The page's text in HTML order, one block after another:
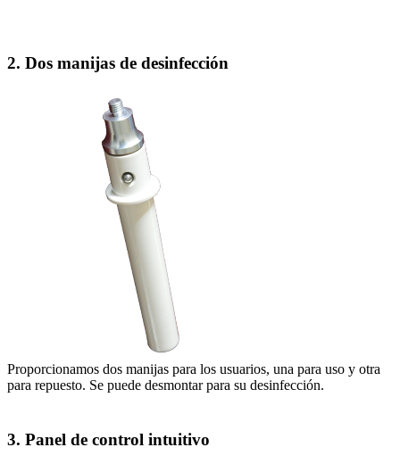
2. Dos manijas de desinfección
Proporcionamos dos manijas para los usuarios, una para uso y otra
para repuesto. Se puede desmontar para su desinfección.
3. Panel de control intuitivo